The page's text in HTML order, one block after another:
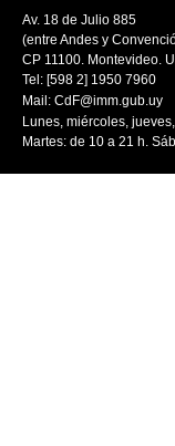
Av. 18 de Julio 885
(entre Andes y
CP 11100. Montevideo.
Tel: [598 2] 1950 7960
Mail: CdF@imm.gub.uy
Lunes, miércoles,
Martes: de 10 a 21 h.